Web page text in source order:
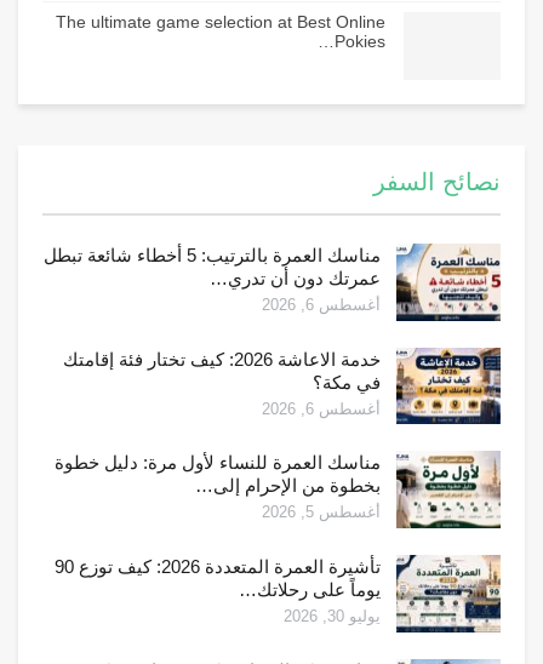
The ultimate game selection at Best Online
Pokies…
نصائح السفر
مناسك العمرة بالترتيب: 5 أخطاء شائعة تبطل
عمرتك دون أن تدري…
أغسطس 6, 2026
خدمة الاعاشة 2026: كيف تختار فئة إقامتك
في مكة؟
أغسطس 6, 2026
مناسك العمرة للنساء لأول مرة: دليل خطوة
بخطوة من الإحرام إلى…
أغسطس 5, 2026
تأشيرة العمرة المتعددة 2026: كيف توزع 90
يوماً على رحلاتك…
يوليو 30, 2026